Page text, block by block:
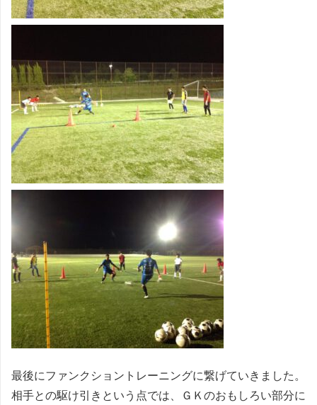
最後にファンクショントレーニングに繋げていきました。
相手との駆け引きという点では、ＧＫのおもしろい部分に